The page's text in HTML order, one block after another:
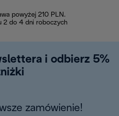
powyżej 210 PLN.
2 do 4 dni roboczych
i odbierz 5%
zamówienie!